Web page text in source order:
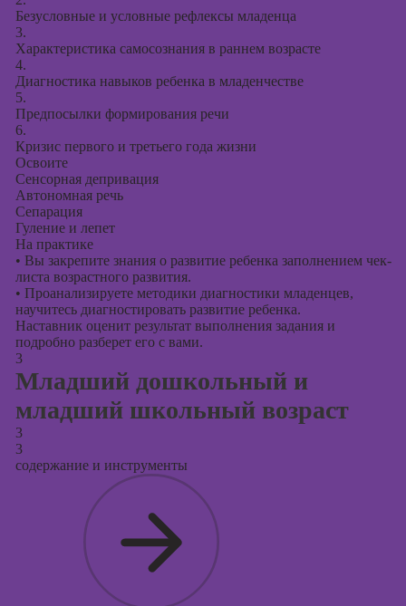
Безусловные и условные рефлексы младенца
3.
Характеристика самосознания в раннем возрасте
4.
Диагностика навыков ребенка в младенчестве
5.
Предпосылки формирования речи
6.
Кризис первого и третьего года жизни
Освоите
Сенсорная депривация
Автономная речь
Сепарация
Гуление и лепет
На практике
• Вы закрепите знания о развитие ребенка заполнением чек-
листа возрастного развития.
• Проанализируете методики диагностики младенцев,
научитесь диагностировать развитие ребенка.
Наставник оценит результат выполнения задания и
подробно разберет его с вами.
3
Младший дошкольный и
младший школьный возраст
3
3
содержание и инструменты